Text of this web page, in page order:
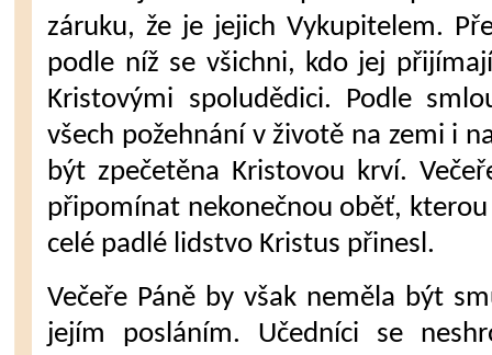
záruku, že je jejich Vykupitelem.
podle níž se všichni, kdo jej
Kristo­vými spoludědici. Podle
všech požehnání v životě na zemi i
být zpečetěna Kristovou krví.
připomínat nekonečnou oběť,
celé padlé lidstvo Kristus přinesl.
Večeře Páně by však neměla být
jejím posláním. Učedníci se